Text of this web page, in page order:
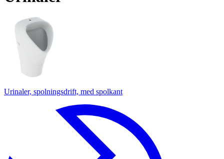
Urinaler, spolningsdrift, med spolkant